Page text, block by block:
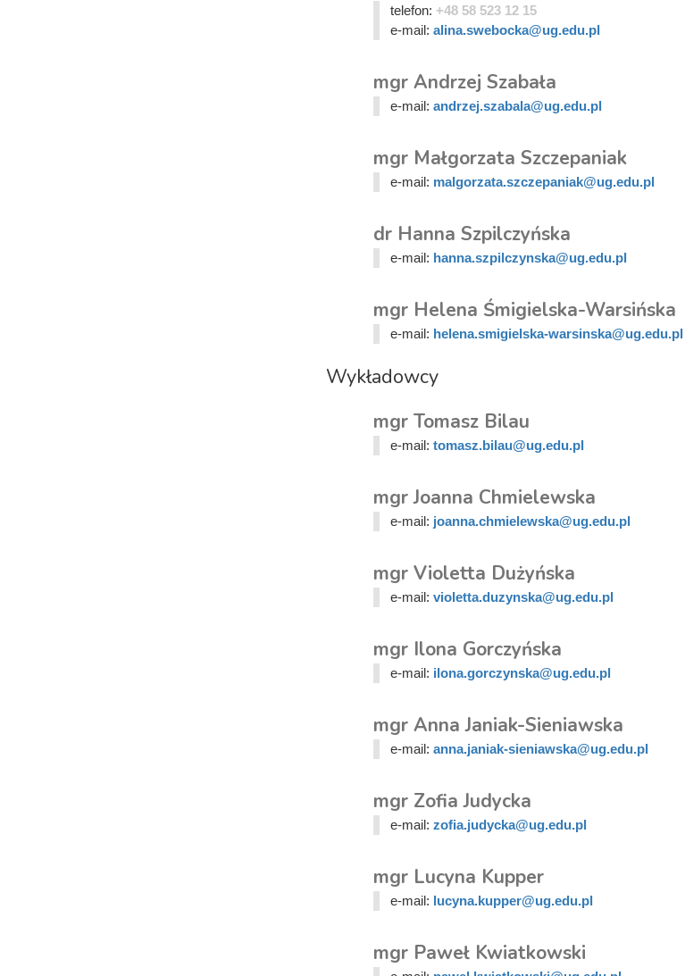
telefon: +48 58 523 12 15
e-mail: alina.swebocka@ug.edu.pl
mgr Andrzej Szabała
e-mail: andrzej.szabala@ug.edu.pl
mgr Małgorzata Szczepaniak
e-mail: malgorzata.szczepaniak@ug.edu.pl
dr Hanna Szpilczyńska
e-mail: hanna.szpilczynska@ug.edu.pl
mgr Helena Śmigielska-Warsińska
e-mail: helena.smigielska-warsinska@ug.edu.pl
Wykładowcy
mgr Tomasz Bilau
e-mail: tomasz.bilau@ug.edu.pl
mgr Joanna Chmielewska
e-mail: joanna.chmielewska@ug.edu.pl
mgr Violetta Dużyńska
e-mail: violetta.duzynska@ug.edu.pl
mgr Ilona Gorczyńska
e-mail: ilona.gorczynska@ug.edu.pl
mgr Anna Janiak-Sieniawska
e-mail: anna.janiak-sieniawska@ug.edu.pl
mgr Zofia Judycka
e-mail: zofia.judycka@ug.edu.pl
mgr Lucyna Kupper
e-mail: lucyna.kupper@ug.edu.pl
mgr Paweł Kwiatkowski